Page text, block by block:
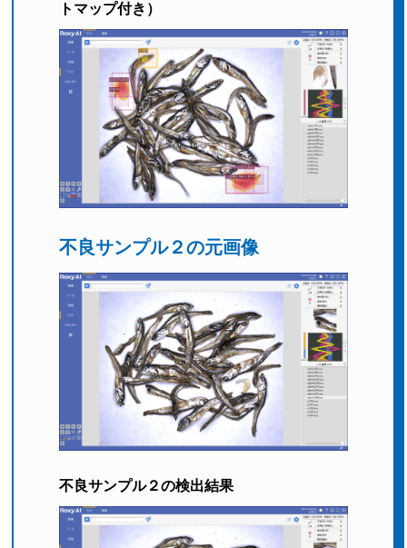
トマップ付き）
不良サンプル２の元画像
不良サンプル２の検出結果